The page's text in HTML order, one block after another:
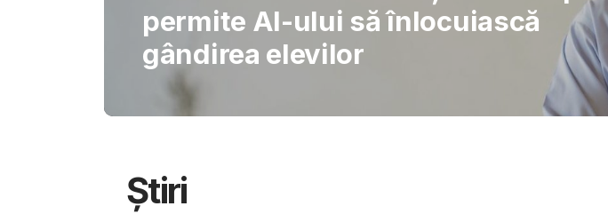
Oana Gheorghiu: Curajul de a lupta
pentru schimbare
Știri